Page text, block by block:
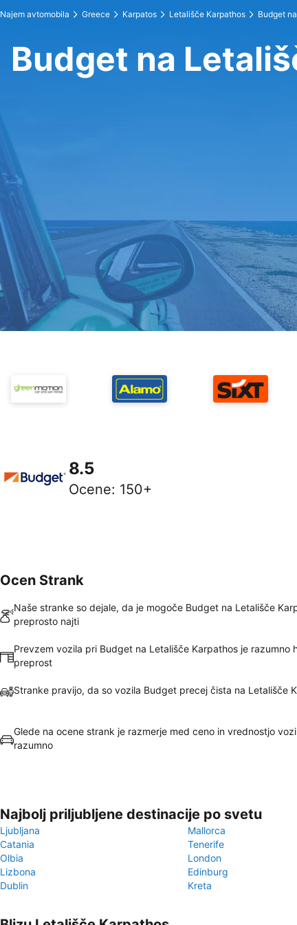
Najem avtomobila Greece Karpatos Letališče Karpathos Budget
Budget na
8.5
Ocene: 150+
Ocen Strank
Naše stranke so dejale, da je mogoče Budget na Letališče
preprosto najti
Prevzem vozila pri Budget na Letališče Karpathos je razumno
preprost
Stranke pravijo, da so vozila Budget precej čista na Letališče
Glede na ocene strank je razmerje med ceno in vrednostjo
razumno
Najbolj priljubljene destinacije po svetu
Ljubljana
Mallorca
Catania
Tenerife
Olbia
London
Lizbona
Edinburg
Dublin
Kreta